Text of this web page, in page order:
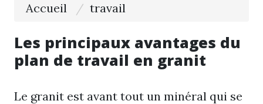
Accueil travail
Les principaux avantages du
plan de travail en granit
Le granit est avant tout un minéral qui se